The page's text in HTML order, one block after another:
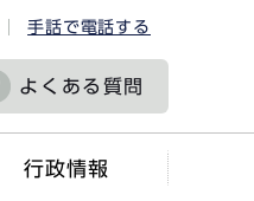
手話で電話する
よくある質問
行政情報